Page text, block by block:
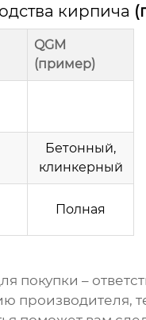
кирпича
QGM
(пример)
Бетонный,
клинкерный
Полная
покупки –
производителя,